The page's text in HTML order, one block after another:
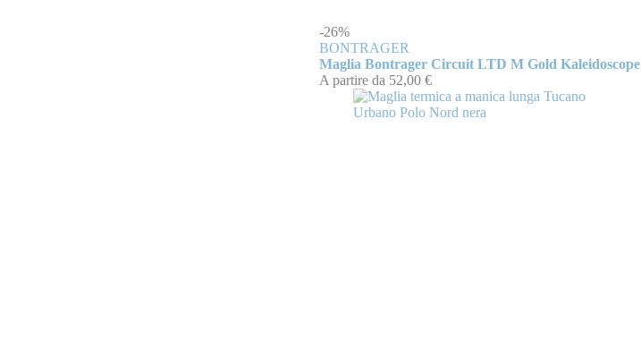
-26%
BONTRAGER
Maglia Bontrager Circuit LTD M Gold Kaleidoscope
A partire da 52,00 €